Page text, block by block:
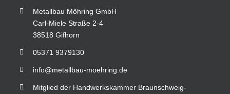
Metallbau Möhring GmbH
Carl-Miele Straße 2-4
38518 Gifhorn
05371 9379130
info@metallbau-moehring.de
Mitglied der Handwerkskammer Braunschweig-